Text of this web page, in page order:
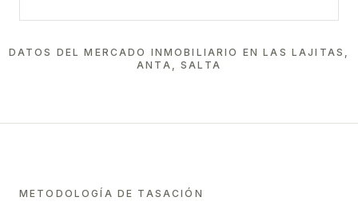
DATOS DEL MERCADO INMOBILIARIO ENLAS LAJITAS,
ANTA, SALTA
METODOLOGÍA DE TASACIÓN